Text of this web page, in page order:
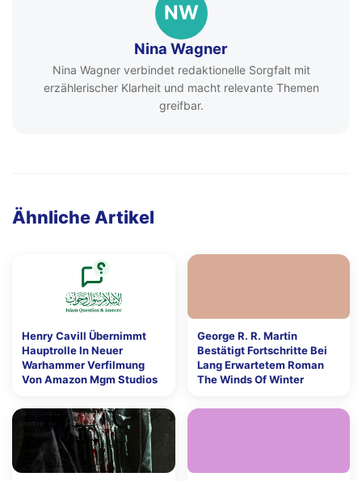
NW
Nina Wagner
Nina Wagner verbindet redaktionelle Sorgfalt mit
erzählerischer Klarheit und macht relevante Themen
greifbar.
Ähnliche Artikel
Henry Cavill Übernimmt
Hauptrolle In Neuer
Warhammer Verfilmung
Von Amazon Mgm Studios
George R. R. Martin
Bestätigt Fortschritte Bei
Lang Erwartetem Roman
The Winds Of Winter